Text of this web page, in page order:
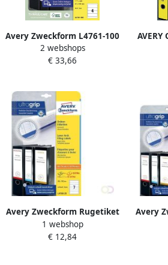
Avery Zweckform L4761-100
ordnerrugetiketten ft 19 2 x
6 1 cm (b x h) 400 etiketten
2 webshops
€ 33,66
Avery Zweckform Rugetiket
Avery smal 38x192mm
zelfklevend wit
1 webshop
€ 12,84
Avery
smal